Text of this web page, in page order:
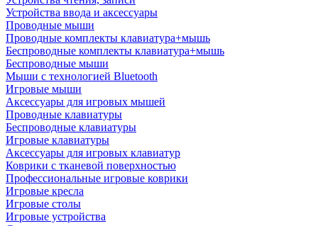
Устройства ввода и аксессуары
Проводные мыши
Проводные комплекты клавиатура+мышь
Беспроводные комплекты клавиатура+мышь
Беспроводные мыши
Мыши с технологией Bluetooth
Игровые мыши
Аксессуары для игровых мышей
Проводные клавиатуры
Беспроводные клавиатуры
Игровые клавиатуры
Аксессуары для игровых клавиатур
Коврики с тканевой поверхностью
Профессиональные игровые коврики
Игровые кресла
Игровые столы
Игровые устройства